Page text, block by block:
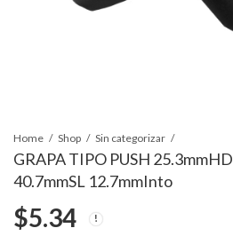
Home Shop Sin categorizar
GRAPA TIPO PUSH 25.3mmHD
40.7mmSL 12.7mmInto
$5.34